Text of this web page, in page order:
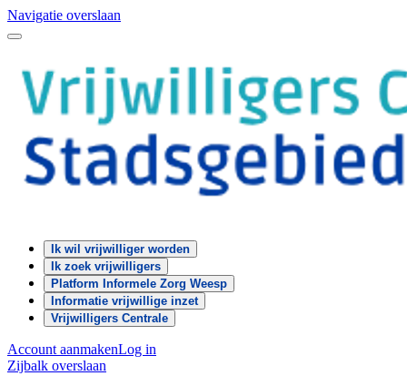
Navigatie overslaan
Ik wil vrijwilliger worden
Ik zoek vrijwilligers
Platform Informele Zorg Weesp
Informatie vrijwillige inzet
Vrijwilligers Centrale
Account aanmakenLog in
Zijbalk overslaan